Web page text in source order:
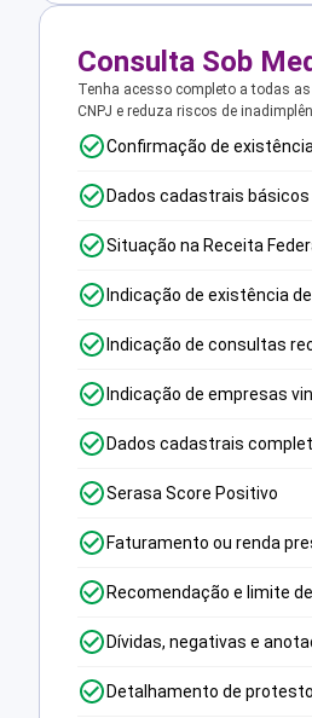
Consulta Sob
Tenha acesso completo a todas
CNPJ e reduza riscos de
Confirmação de
Dados cadastrais básicos
Situação na Receita
Indicação de existência
Indicação de consultas
Indicação de empresas
Dados cadastrais
Serasa Score Positivo
Faturamento ou renda
Recomendação e limite
Dívidas, negativas e
Detalhamento de